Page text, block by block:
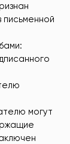
письменной
могут